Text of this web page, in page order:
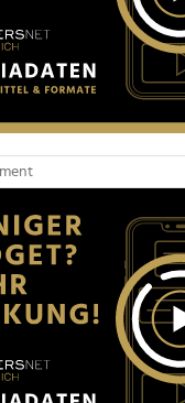
Unsere
haben oder die